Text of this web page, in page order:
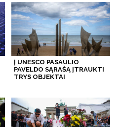
Į UNESCO PASAULIO
PAVELDO SĄRAŠĄ ĮTRAUKTI
TRYS OBJEKTAI